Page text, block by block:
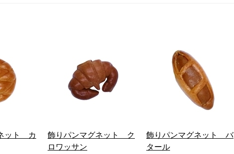
ット カ
飾りパンマグネット ク
ロワッサン
飾りパンマグネット バ
タール